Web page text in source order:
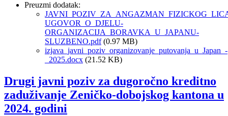
Preuzmi dodatak:
UGOVOR_O_DJELU-
ORGANIZACIJA_BORAVKA_U_JAPANU-
SLUZBENO.pdf(0.97 MB)
izjava_javni_poziv_organizovanje_putovanja_u_Japan_-
_2025.docx (21.52 KB)
Drugi javni poziv za dugoročno kreditno
zaduživanje Zeničko-dobojskog kantona u
2024. godini